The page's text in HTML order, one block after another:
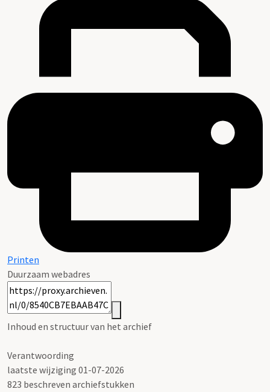
Printen
Duurzaam webadres
Inhoud en structuur van het archief
Verantwoording
laatste wijziging 01-07-2026
823 beschreven archiefstukken